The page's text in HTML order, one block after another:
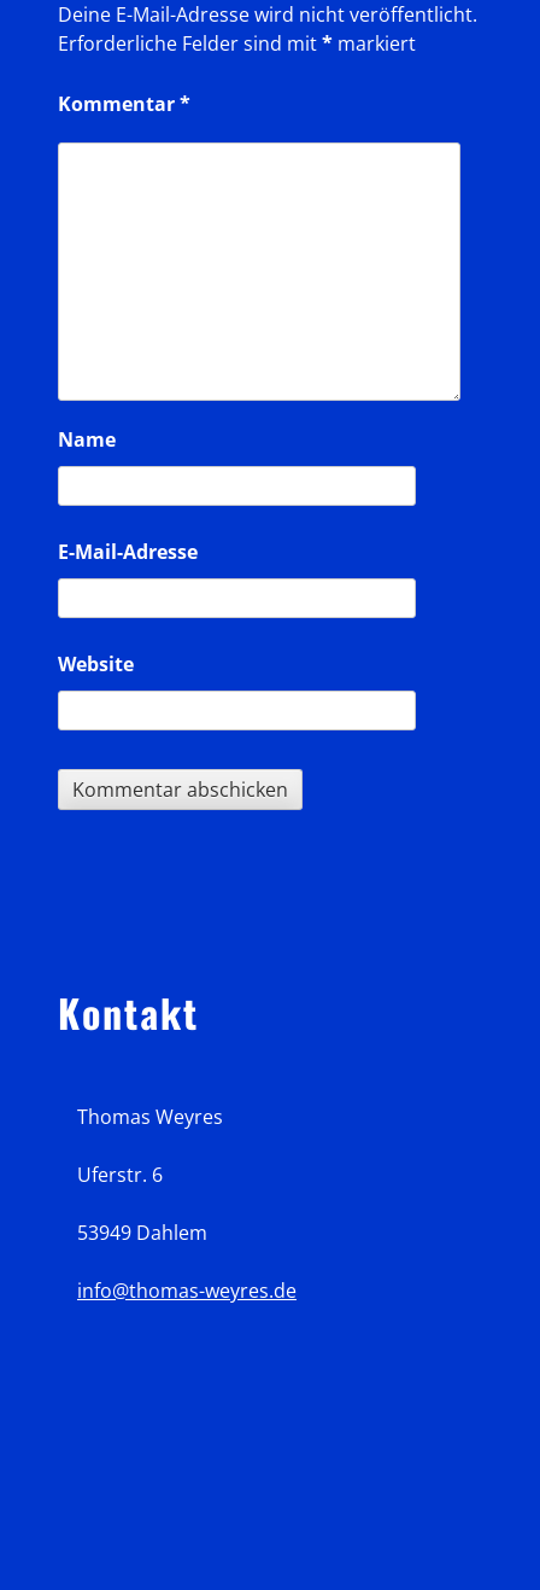
Deine E-Mail-Adresse wird nicht veröffentlicht.
Erforderliche Felder sind mit* markiert
Kommentar*
Name
E-Mail-Adresse
Website
Kontakt
Thomas Weyres
Uferstr. 6
53949 Dahlem
info@thomas-weyres.de